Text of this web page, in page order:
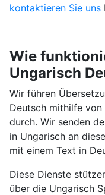
kontaktieren Sie uns
Wie
Ungarisch
Wir führen
Deutsch mithilfe
durch. Wir senden
in Ungarisch an
mit einem Text in
Diese Dienste
über die Ungarisch